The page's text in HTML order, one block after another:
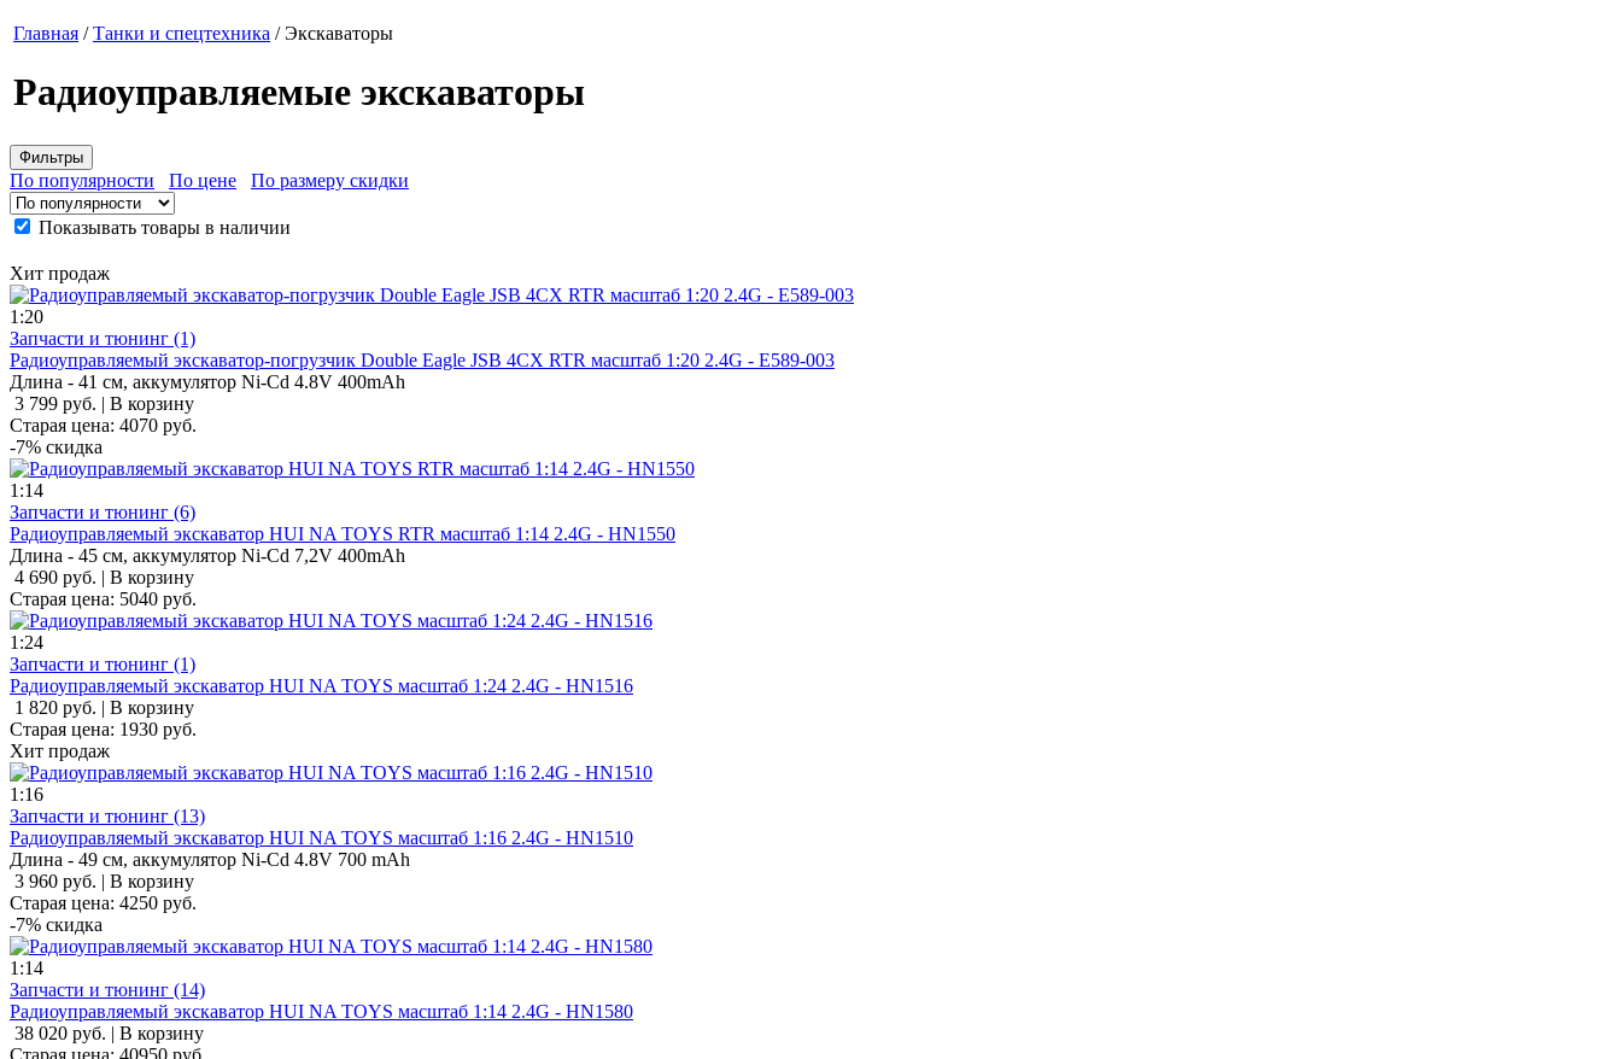
Главная /Танки и спецтехника /Экскаваторы
Радиоуправляемые экскаваторы
Фильтры
По популярности По цене По размеру скидки
Показывать товары в наличии
Хит продаж
1:20
Запчасти и тюнинг (1)
Радиоуправляемый экскаватор-погрузчик Double Eagle JSB 4CX RTR масштаб 1:20 2.4G - E589-003
Длина - 41 см, аккумулятор Ni-Cd 4.8V 400mAh
3 799 руб. | В корзину
Старая цена: 4070 руб.
-7% скидка
1:14
Запчасти и тюнинг (6)
Радиоуправляемый экскаватор HUI NA TOYS RTR масштаб 1:14 2.4G - HN1550
Длина - 45 см, аккумулятор Ni-Cd 7,2V 400mAh
4 690 руб. | В корзину
Старая цена: 5040 руб.
1:24
Запчасти и тюнинг (1)
Радиоуправляемый экскаватор HUI NA TOYS масштаб 1:24 2.4G - HN1516
1 820 руб. | В корзину
Старая цена: 1930 руб.
Хит продаж
1:16
Запчасти и тюнинг (13)
Радиоуправляемый экскаватор HUI NA TOYS масштаб 1:16 2.4G - HN1510
Длина - 49 см, аккумулятор Ni-Cd 4.8V 700 mAh
3 960 руб. | В корзину
Старая цена: 4250 руб.
-7% скидка
1:14
Запчасти и тюнинг (14)
Радиоуправляемый экскаватор HUI NA TOYS масштаб 1:14 2.4G - HN1580
38 020 руб. | В корзину
Старая цена: 40950 руб.